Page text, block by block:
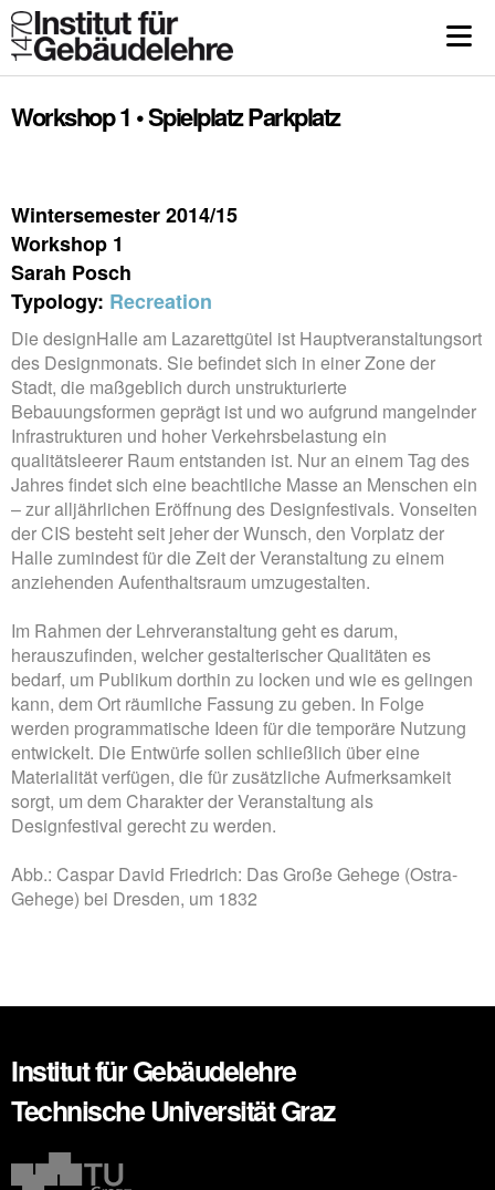
Workshop 1 • Spielplatz Parkplatz
Wintersemester 2014/15
Workshop 1
Sarah Posch
Typology: Recreation
Die designHalle am Lazarettgütel ist Hauptveranstaltungsort
des Designmonats. Sie befindet sich in einer Zone der
Stadt, die maßgeblich durch unstrukturierte
Bebauungsformen geprägt ist und wo aufgrund mangelnder
Infrastrukturen und hoher Verkehrsbelastung ein
qualitätsleerer Raum entstanden ist. Nur an einem Tag des
Jahres findet sich eine beachtliche Masse an Menschen ein
– zur alljährlichen Eröffnung des Designfestivals. Vonseiten
der CIS besteht seit jeher der Wunsch, den Vorplatz der
Halle zumindest für die Zeit der Veranstaltung zu einem
anziehenden Aufenthaltsraum umzugestalten.
Im Rahmen der Lehrveranstaltung geht es darum,
herauszufinden, welcher gestalterischer Qualitäten es
bedarf, um Publikum dorthin zu locken und wie es gelingen
kann, dem Ort räumliche Fassung zu geben. In Folge
werden programmatische Ideen für die temporäre Nutzung
entwickelt. Die Entwürfe sollen schließlich über eine
Materialität verfügen, die für zusätzliche Aufmerksamkeit
sorgt, um dem Charakter der Veranstaltung als
Designfestival gerecht zu werden.
Abb.: Caspar David Friedrich: Das Große Gehege (Ostra-
Gehege) bei Dresden, um 1832
Institut für Gebäudelehre
Technische Universität Graz